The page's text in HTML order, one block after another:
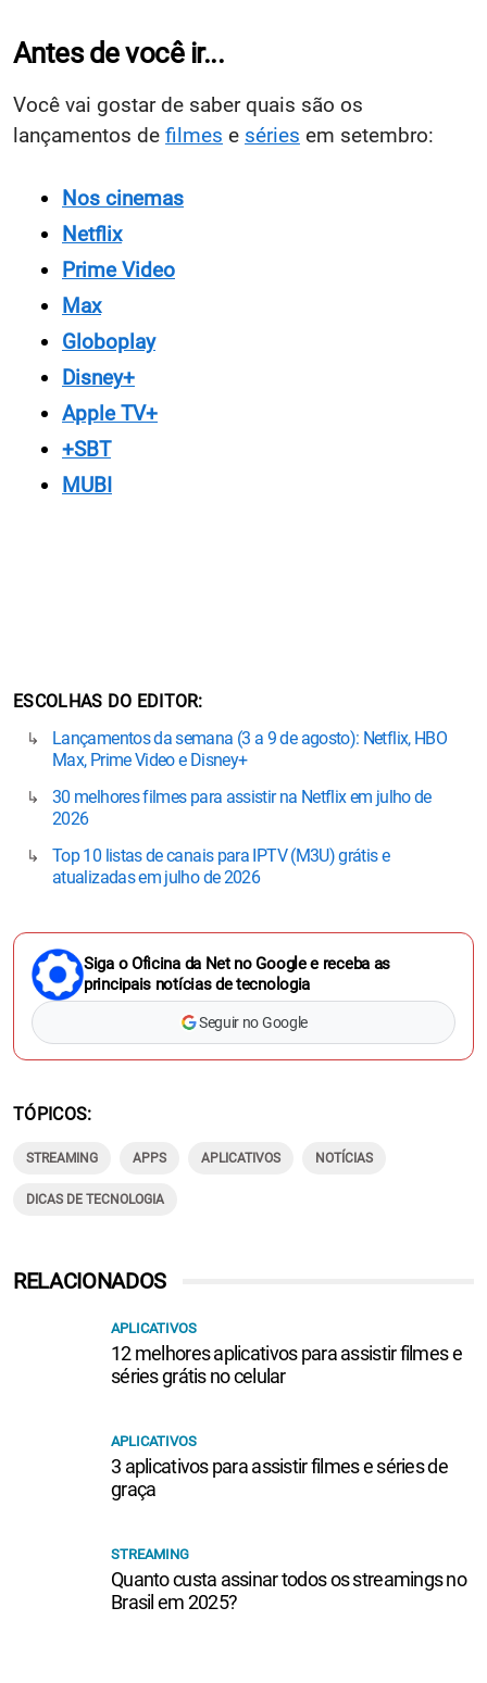
Antes de você ir...
Você vai gostar de saber quais são os
lançamentos de filmes e séries em setembro:
Nos cinemas
Netflix
Prime Video
Max
Globoplay
Disney+
Apple TV+
+SBT
MUBI
ESCOLHAS DO EDITOR
Lançamentos da semana (3 a 9 de agosto): Netflix, HBO
Max, Prime Video e Disney+
30 melhores filmes para assistir na Netflix em julho de
2026
Top 10 listas de canais para IPTV (M3U) grátis e
atualizadas em julho de 2026
Siga o Oficina da Net no Google e receba as
principais notícias de tecnologia
Seguir no Google
TÓPICOS
STREAMING APPS APLICATIVOS NOTÍCIAS
DICAS DE TECNOLOGIA
RELACIONADOS
APLICATIVOS
12 melhores aplicativos para assistir filmes e
séries grátis no celular
APLICATIVOS
3 aplicativos para assistir filmes e séries de
graça
STREAMING
Quanto custa assinar todos os streamings no
Brasil em 2025?